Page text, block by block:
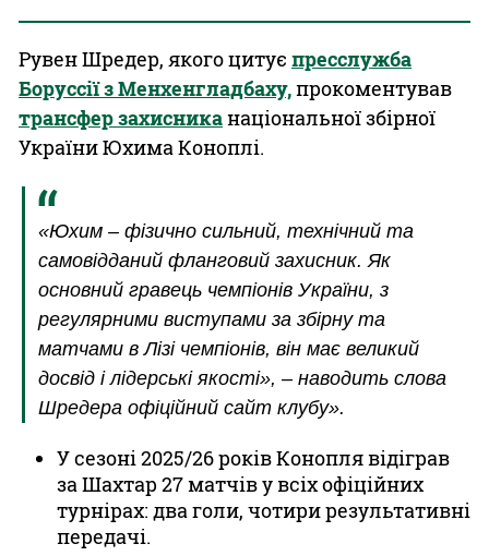
Рувен Шредер, якого цитує пресслужба
Боруссії з Менхенгладбаху,прокоментував
трансфер захисниканаціональної збірної
України Юхима Коноплі.
«Юхим – фізично сильний, технічний та
самовідданий фланговий захисник. Як
основний гравець чемпіонів України, з
регулярними виступами за збірну та
матчами в Лізі чемпіонів, він має великий
досвід і лідерські якості», – наводить слова
Шредера офіційний сайт клубу».
У сезоні 2025/26 років Конопля відіграв
за Шахтар 27 матчів у всіх офіційних
турнірах: два голи, чотири результативні
передачі.